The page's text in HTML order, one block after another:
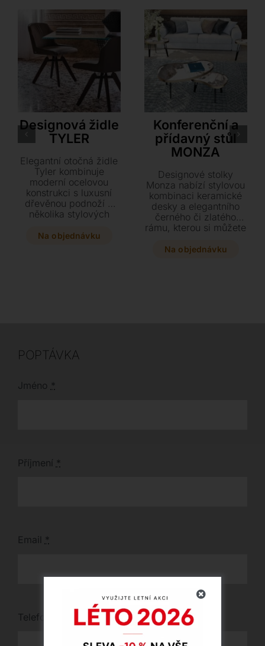
Cattelan Italia
Designová židle
TYLER
Elegantní otočná židle
Tyler kombinuje
moderní ocelovou
konstrukci s luxusní
dřevěnou podnoží v
několika stylových
široké škály potahů od
Na objednávku
Konferenční a
přídavný stůl
MONZA
Designové stolky
Monza nabízí stylovou
kombinaci keramické
desky a elegantního
černého či zlatého
rámu, kterou si můžete
různým rozměrům i
Na objednávku
POPTÁVKA
Jméno *
Příjmení *
Email *
Telefon